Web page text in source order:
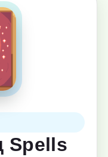
Spells